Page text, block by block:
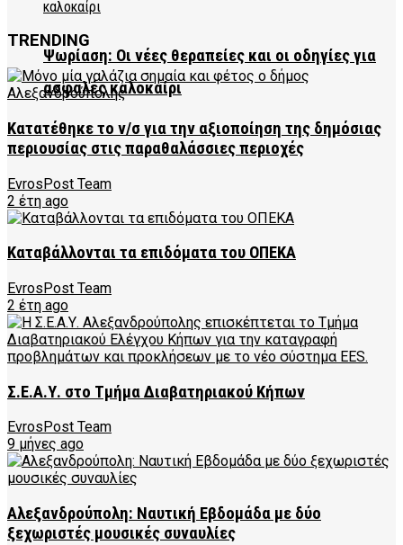
Ψωρίαση: Οι νέες θεραπείες και οι οδηγίες για
ασφαλές καλοκαίρι
TRENDING
Κατατέθηκε το ν/σ για την αξιοποίηση της δημόσιας
περιουσίας στις παραθαλάσσιες περιοχές
EvrosPost Team
2 έτη ago
Καταβάλλονται τα επιδόματα του ΟΠΕΚΑ
EvrosPost Team
2 έτη ago
Σ.Ε.Α.Υ. στο Τμήμα Διαβατηριακού Κήπων
EvrosPost Team
9 μήνες ago
Αλεξανδρούπολη: Ναυτική Εβδομάδα με δύο
ξεχωριστές μουσικές συναυλίες